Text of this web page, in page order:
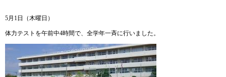
5月1日（木曜日）
体力テストを午前中4時間で、全学年一斉に行いました。